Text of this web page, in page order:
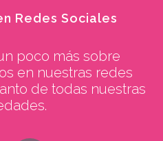
Redes Sociales
poco más sobre
en nuestras redes
de todas nuestras